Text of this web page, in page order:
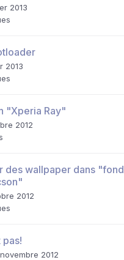
2013
2013
"Xperia Ray"
2012
des wallpaper dans "fond
2012
2012